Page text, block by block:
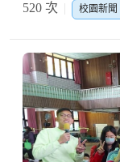
520 次
校園新聞